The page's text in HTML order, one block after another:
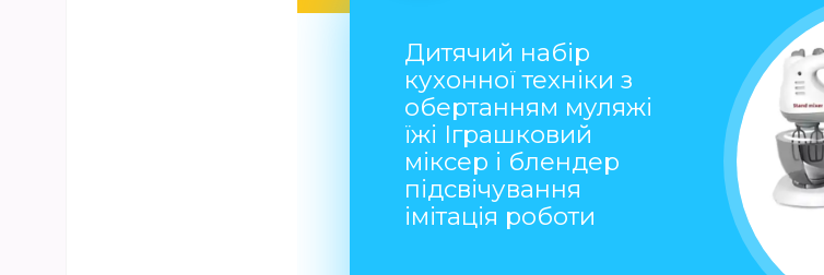
Дитячий набір
кухонної техніки з
обертанням муляжі
їжі Іграшковий
міксер і блендер
підсвічування
імітація роботи